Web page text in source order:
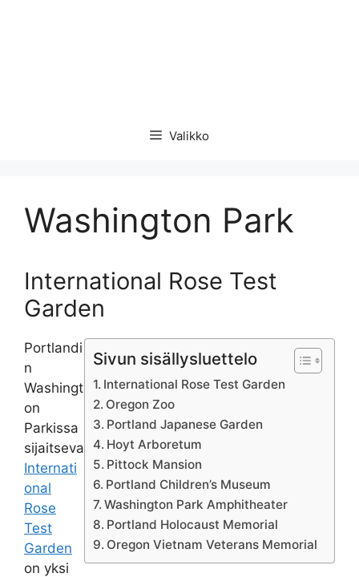
Valikko
Washington Park
International Rose Test
Garden
Sivun sisällysluettelo
International Rose Test Garden
Oregon Zoo
Portland Japanese Garden
Hoyt Arboretum
Pittock Mansion
Portland Children’s Museum
Washington Park Amphitheater
Portland Holocaust Memorial
Oregon Vietnam Veterans Memorial
Portlandi
n
Washingt
on
Parkissa
sijaitseva
Internati
onal
Rose
Test
Garden
on yksi